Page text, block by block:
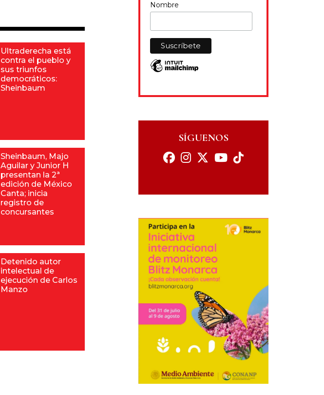
Ultraderecha está
contra el pueblo y
sus triunfos
democráticos:
Sheinbaum
Sheinbaum, Majo
Aguilar y Junior H
presentan la 2ª
edición de México
Canta; inicia
registro de
concursantes
Detenido autor
intelectual de
ejecución de Carlos
Manzo
Nombre
SÍGUENOS